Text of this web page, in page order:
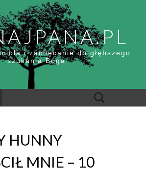
i zachęcanie do głębszego
szukania Boga
Szukaj:
HUNNY
MNIE – 10